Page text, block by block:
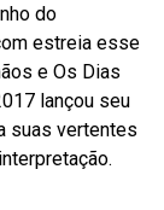
do
estreia esse
e Os Dias
lançou seu
suas vertentes